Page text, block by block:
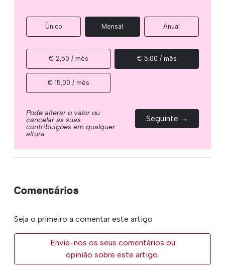
Único Mensal Anual
€ 2,50 / mês € 5,00 / mês
€ 15,00 / mês
Pode alterar o valor ou
cancelar as suas
contribuições em qualquer
altura.
Seguinte →
Comentários
Seja o primeiro a comentar este artigo
Envie-nos os seus comentários ou
opinião sobre este artigo.